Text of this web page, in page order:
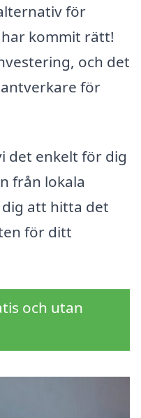
för
kommit rätt!
och det
för
det enkelt för dig
från lokala
dig att hitta det
för ditt
och utan